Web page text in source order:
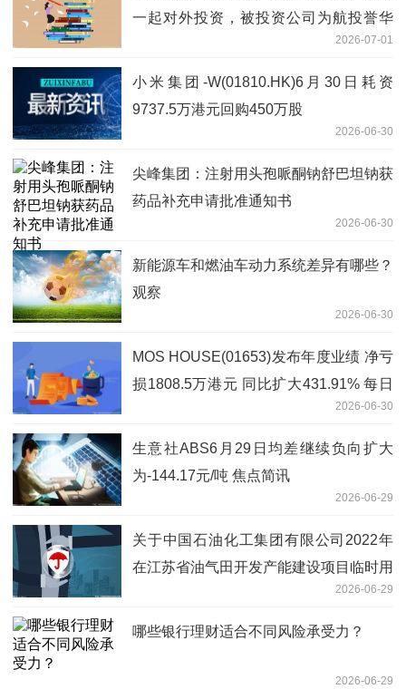
一起对外投资，被投资公司为航投誉华
（深圳）机载系统产业投资合伙企业（有
限合伙）
2026-07-01
小米集团-W(01810.HK)6月30日耗资
9737.5万港元回购450万股
2026-06-30
尖峰集团：注射用头孢哌酮钠舒巴坦钠获
药品补充申请批准通知书
2026-06-30
新能源车和燃油车动力系统差异有哪些？
观察
2026-06-30
MOS HOUSE(01653)发布年度业绩 净亏
损1808.5万港元 同比扩大431.91% 每日
2026-06-30
生意社ABS6月29日均差继续负向扩大
为-144.17元/吨 焦点简讯
2026-06-29
关于中国石油化工集团有限公司2022年
在江苏省油气田开发产能建设项目临时用
2026-06-29
哪些银行理财适合不同风险承受力？
2026-06-29